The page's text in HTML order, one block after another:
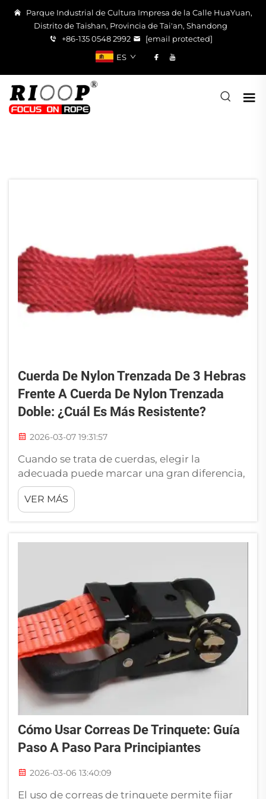
Parque Industrial de Cultura Impresa de la Calle HuaYuan,
Distrito de Taishan, Provincia de Tai'an, Shandong
+86-135 0548 2992
[email protected]
ES
Cuerda De Nylon Trenzada De 3 Hebras
Frente A Cuerda De Nylon Trenzada
Doble: ¿cuál Es Más Resistente?
2026-03-07 19:31:57
Cuando se trata de cuerdas, elegir la
adecuada puede marcar una gran diferencia,
especialmente para trabajos exigentes.
Existen dos tipos populares: la cuerda de
nylon trenzada de 3 hebras y la cuerda de
ventajas, pero ¿cuál es realmente más
VER MÁS
Cómo Usar Correas De Trinquete: Guía
Paso A Paso Para Principiantes
2026-03-06 13:40:09
El uso de correas de trinquete permite fijar